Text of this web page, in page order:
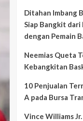
Ditahan Imbang
Siap Bangkit dari
dengan Pemain
Neemias Queta
Kebangkitan
10 Penjualan
A pada Bursa
Vince Williams